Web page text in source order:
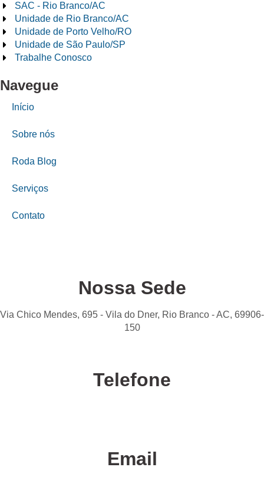
SAC - Rio Branco/AC
Unidade de Rio Branco/AC
Unidade de Porto Velho/RO
Unidade de São Paulo/SP
Trabalhe Conosco
Navegue
Início
Sobre nós
Roda Blog
Serviços
Contato
Nossa Sede
Via Chico Mendes, 695 - Vila do Dner, Rio Branco - AC, 69906-
150
Telefone
Email